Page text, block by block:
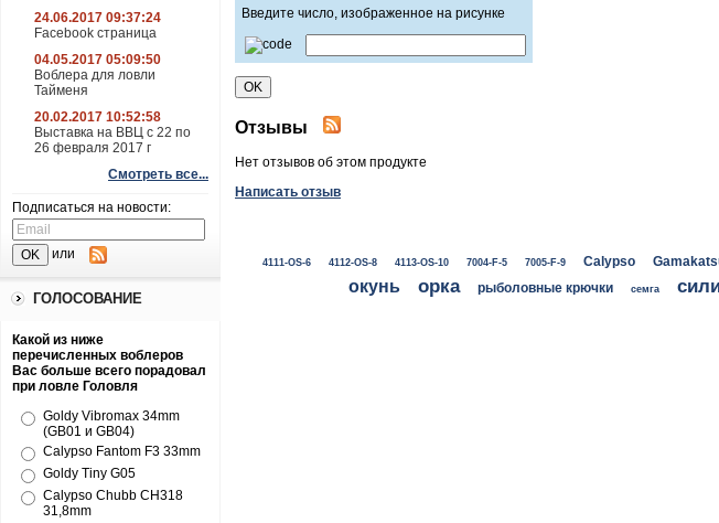
24.06.2017 09:37:24
Facebook страница
04.05.2017 05:09:50
Воблера для ловли
Тайменя
20.02.2017 10:52:58
Выставка на ВВЦ с 22 по
26 февраля 2017 г
Смотреть все...
Подписаться на новости:
или
ГОЛОСОВАНИЕ
Какой из ниже
перечисленных воблеров
Вас больше всего порадовал
при ловле Головля
Goldy Vibromax 34mm
(GB01 и GB04)
Calypso Fantom F3 33mm
Goldy Tiny G05
Calypso Chubb CH318
31,8mm
Введите число, изображенное на рисунке
Отзывы
Нет отзывов об этом продукте
Написать отзыв
4111-OS-6 4112-OS-8 4113-OS-10 7004-F-5 7005-F-9 Calypso
окунь орка рыболовные крючки семга